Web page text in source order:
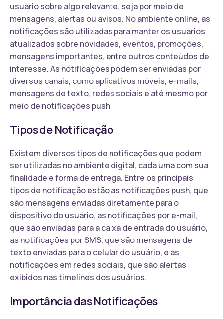
usuário sobre algo relevante, seja por meio de
mensagens, alertas ou avisos. No ambiente online, as
notificações são utilizadas para manter os usuários
atualizados sobre novidades, eventos, promoções,
mensagens importantes, entre outros conteúdos de
interesse. As notificações podem ser enviadas por
diversos canais, como aplicativos móveis, e-mails,
mensagens de texto, redes sociais e até mesmo por
meio de notificações push.
Tipos de Notificação
Existem diversos tipos de notificações que podem
ser utilizadas no ambiente digital, cada uma com sua
finalidade e forma de entrega. Entre os principais
tipos de notificação estão as notificações push, que
são mensagens enviadas diretamente para o
dispositivo do usuário, as notificações por e-mail,
que são enviadas para a caixa de entrada do usuário,
as notificações por SMS, que são mensagens de
texto enviadas para o celular do usuário, e as
notificações em redes sociais, que são alertas
exibidos nas timelines dos usuários.
Importância das Notificações